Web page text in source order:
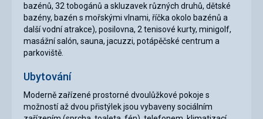
bazénů, 32 tobogánů a skluzavek různých druhů, dětské
bazény, bazén s mořskými vlnami, říčka okolo bazénů a
další vodní atrakce), posilovna, 2 tenisové kurty, minigolf,
masážní salón, sauna, jacuzzi, potápěčské centrum a
parkoviště.
Ubytování
Moderně zařízené prostorné dvoulůžkové pokoje s
možností až dvou přistýlek jsou vybaveny sociálním